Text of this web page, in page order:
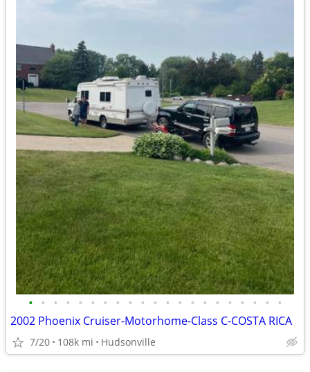
• • • • • • • • • • • • • • • • • • • • •
2002 Phoenix Cruiser-Motorhome-Class C-COSTA RICA
7/20 108k mi Hudsonville